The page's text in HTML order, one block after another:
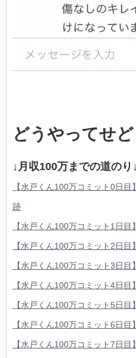
どうやってせ
↓月収100万までの道のり↓
【水戸くん100万コミット0日
跡
【水戸くん100万コミット1日目
【水戸くん100万コミット2日目
【水戸くん100万コミット3日目
【水戸くん100万コミット4日目
【水戸くん100万コミット5日目
【水戸くん100万コミット6日目
【水戸くん100万コミット7日目